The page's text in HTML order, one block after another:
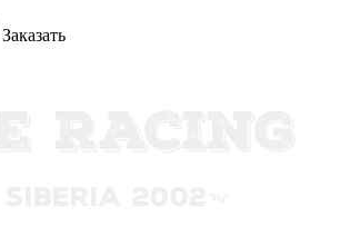
Заказать